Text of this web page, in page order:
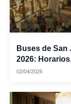
Buses de San
2026:
02/04/2026